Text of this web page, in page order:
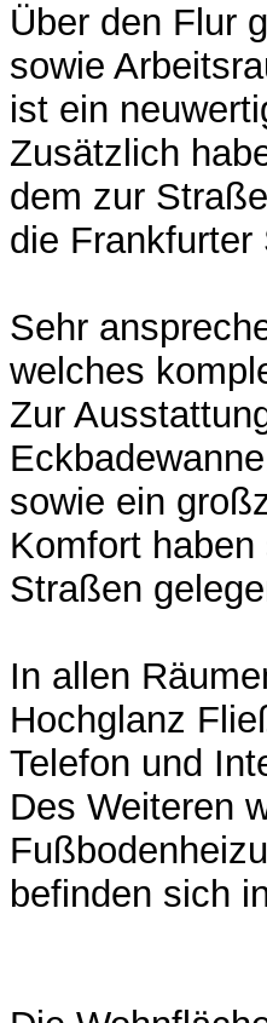
Über den Flur
sowie
ist ein
Zusätzlich
dem zur
die Frankfurter
Sehr
welches
Zur
sowie ein
Komfort
Straßen
In allen
Hochglanz
Telefon und
Des Weiteren
befinden sich